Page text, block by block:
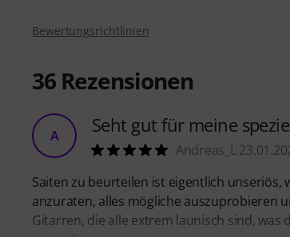
Bewertungsrichtlinien
36 Rezensionen
A Seht gut für meine
Andreas_L
Saiten zu beurteilen ist eigentlich unseriös,
anzuraten, alles mögliche auszuprobieren
Gitarren, die alle extrem launisch sind, was